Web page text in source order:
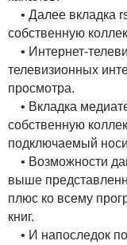
• Далее вкладка
собственную
• Интернет-
телевизионных
просмотра.
• Вкладка
собственную
подключаемый
• Возможности
выше
плюс ко всему
книг.
• И напоследок